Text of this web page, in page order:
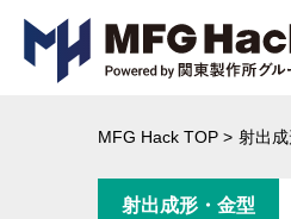
MFG Hack TOP > 射出
射出成形・金型